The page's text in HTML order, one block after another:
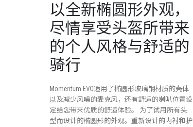
以全新椭圆形外观，
尽情享受头盔所带来
的个人风格与舒适的
骑行
Momentum EVO适用了椭圆形玻璃钢材质的壳体
以及减少风噪的麦克风，还有舒适的喇叭位置设
定给您带来优质的舒适体验。 为了试用所有头
型而设计的椭圆形的外观。重新设计的内衬和护